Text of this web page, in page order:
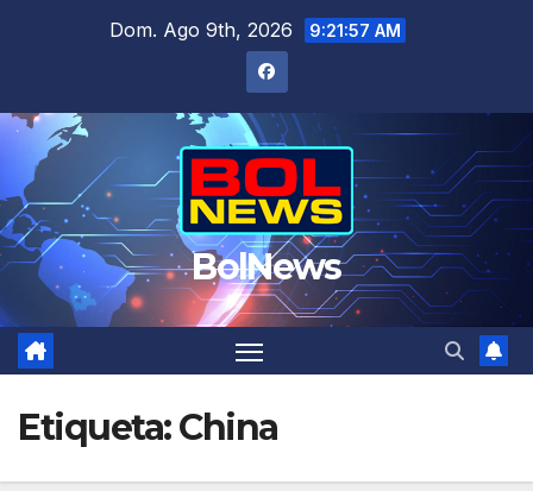
Dom. Ago 9th, 2026 9:21:58 AM
BolNews
Etiqueta:China